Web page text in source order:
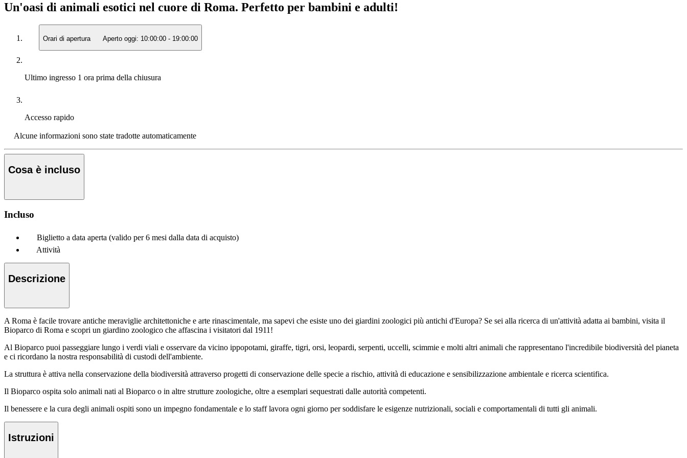
Un'oasi di animali esotici nel cuore di Roma. Perfetto per bambini e adulti!
Orari di apertura Aperto oggi: 10:00:00 - 19:00:00
Ultimo ingresso 1 ora prima della chiusura
Accesso rapido
Alcune informazioni sono state tradotte automaticamente
Cosa è incluso
Incluso
Biglietto a data aperta (valido per 6 mesi dalla data di acquisto)
Attività
Descrizione
A Roma è facile trovare antiche meraviglie architettoniche e arte rinascimentale, ma sapevi che esiste uno dei giardini zoologici più antichi d'Europa? Se sei alla ricerca di un'attività adatta ai bambini, visita il
Bioparco di Roma e scopri un giardino zoologico che affascina i visitatori dal 1911!
Al Bioparco puoi passeggiare lungo i verdi viali e osservare da vicino ippopotami, giraffe, tigri, orsi, leopardi, serpenti, uccelli, scimmie e molti altri animali che rappresentano l'incredibile biodiversità del pianeta
e ci ricordano la nostra responsabilità di custodi dell'ambiente.
La struttura è attiva nella conservazione della biodiversità attraverso progetti di conservazione delle specie a rischio, attività di educazione e sensibilizzazione ambientale e ricerca scientifica.
Il Bioparco ospita solo animali nati al Bioparco o in altre strutture zoologiche, oltre a esemplari sequestrati dalle autorità competenti.
Il benessere e la cura degli animali ospiti sono un impegno fondamentale e lo staff lavora ogni giorno per soddisfare le esigenze nutrizionali, sociali e comportamentali di tutti gli animali.
Istruzioni